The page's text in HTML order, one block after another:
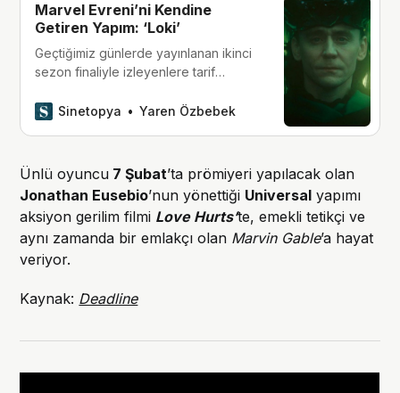
Marvel Evreni’ni Kendine
Getiren Yapım: ‘Loki’
Geçtiğimiz günlerde yayınlanan ikinci
sezon finaliyle izleyenlere tarif
nihayet görkemli amacını tamamladı.
Sinetopya Yaren Özbebek
Ünlü oyuncu 7 Şubat’ta prömiyeri yapılacak olan
Jonathan Eusebio’nun yönettiği Universal yapımı
aksiyon gerilim filmi Love Hurts’te, emekli tetikçi ve
aynı zamanda bir emlakçı olan Marvin Gable’a hayat
veriyor.
Kaynak: Deadline